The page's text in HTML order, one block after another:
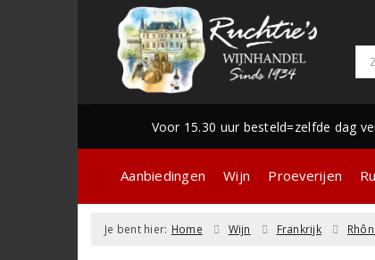
Voor 15.30 uur besteld=zelfde dag
Aanbiedingen Wijn Proeverijen
Je bent hier: Home Wijn Frankrijk